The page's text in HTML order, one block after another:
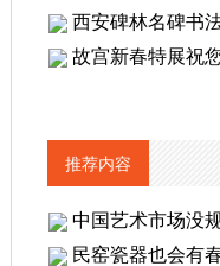
西安碑林名碑书
故宫新春特展祝
推荐内容
中国艺术市场没
民窑瓷器也会有